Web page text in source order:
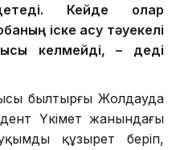
Кейде олар
іске асу тәуекелі
келмейді, – деді
былтырғы Жолдауда
Үкімет жанындағы
құзырет беріп,